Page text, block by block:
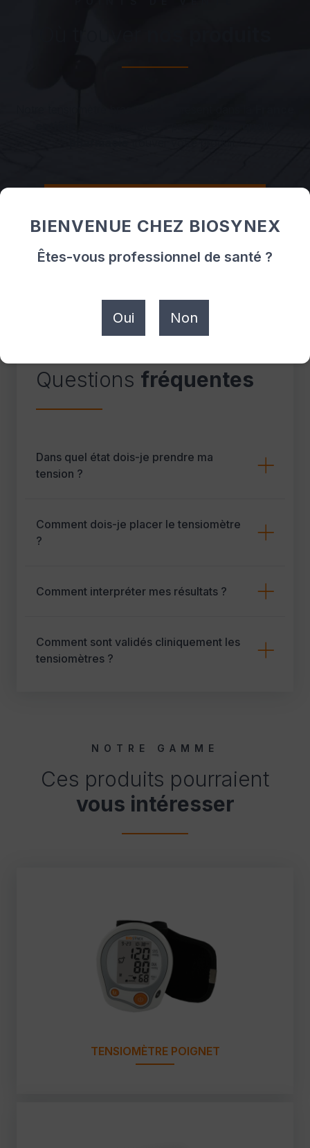
Questions fréquentes
Dans quel état dois-je prendre ma
tension ?
Comment dois-je placer le tensiomètre
?
Comment interpréter mes résultats ?
Comment sont validés cliniquement les
tensiomètres ?
NOTRE GAMME
Ces produits pourraient
vous intéresser
TENSIOMÈTRE POIGNET
BIENVENUE CHEZ BIOSYNEX
Êtes-vous professionnel de santé ?
Oui Non